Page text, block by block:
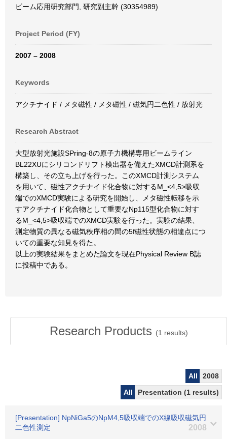
ビーム応用研究部門, 研究副主幹 (30354989)
Project Period (FY)
2007 – 2008
Keywords
アクチナイド / メタ磁性 / メタ磁性 / 磁気円二色性 / 放射光
Research Abstract
大型放射光施設SPring-8の原子力機構専用ビームライン
BL22XUにシリコンドリフト検出器を備えたXMCD計測系を
構築し、その立ち上げを行った。このXMCD計測システム
を用いて、磁性アクチナイド化合物に対するM_<4,5>吸収
端でのXMCD実験による研究を開始し、メタ磁性転移を示
すアクチナイド化合物として重要なNp115型化合物に対す
るM_<4,5>吸収端でのXMCD実験を行った。実験の結果、
測定物質の異なる磁気秩序相の間の5f磁性状態の相違点につ
いての重要な知見を得た。
以上の実験結果をまとめた論文を現在Physical Review B誌
に投稿中である。
Research Products (1 results)
All
2008
All
Presentation (1 results)
[Presentation] NpNiGa5のNpM4,5吸収端でのX線吸収磁気円
二色性測定
2008